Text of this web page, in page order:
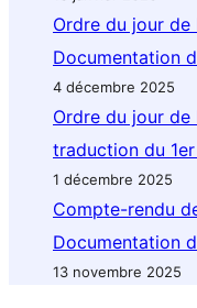
Ordre du jour de
Documentation
4 décembre 2025
Ordre du jour de
traduction du
1 décembre 2025
Compte-rendu
Documentation
13 novembre 2025